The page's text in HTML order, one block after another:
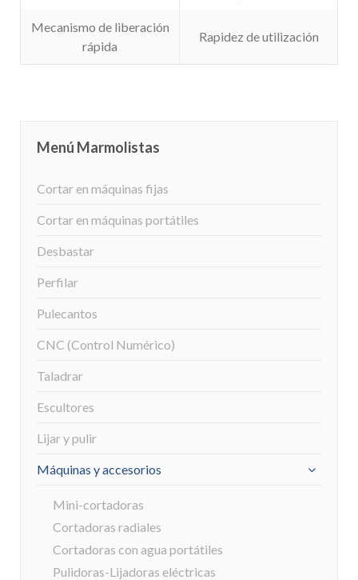
Mecanismo de liberación
rápida
Rapidez de utilización
Menú Marmolistas
Cortar en máquinas fijas
Cortar en máquinas portátiles
Desbastar
Perfilar
Pulecantos
CNC (Control Numérico)
Taladrar
Escultores
Lijar y pulir
Máquinas y accesorios
Mini-cortadoras
Cortadoras radiales
Cortadoras con agua portátiles
Pulidoras-Lijadoras eléctricas